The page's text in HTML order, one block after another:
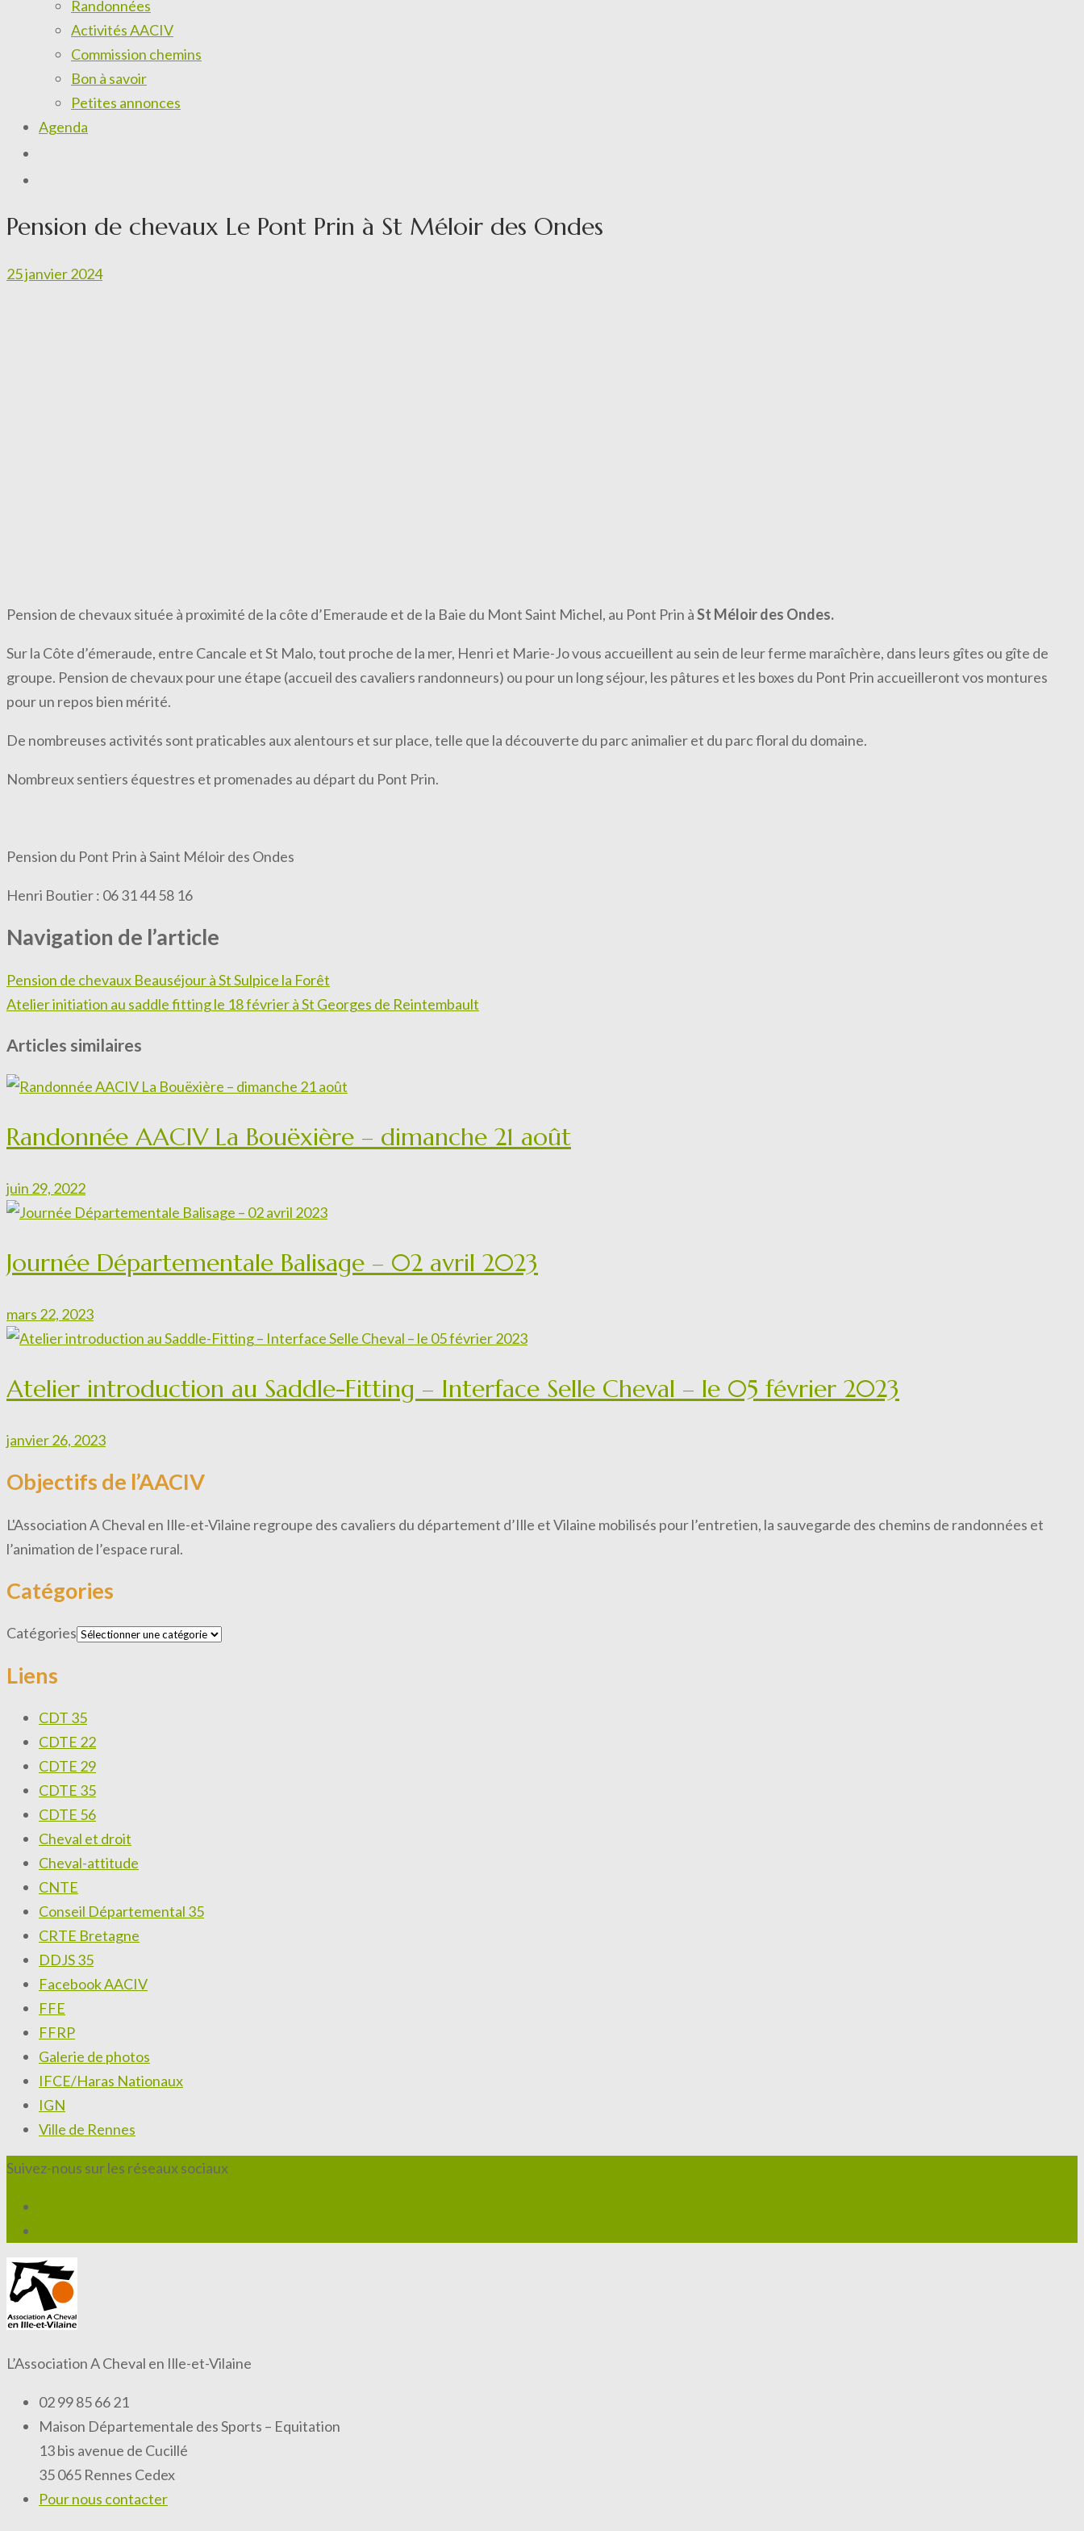
Randonnées
Activités AACIV
Commission chemins
Bon à savoir
Petites annonces
Agenda
Pension de chevaux Le Pont Prin à St Méloir des Ondes
25 janvier 2024
Pension de chevaux située à proximité de la côte d’Emeraude et de la Baie du Mont Saint Michel, au Pont Prin àSt Méloir des Ondes.
Sur la Côte d’émeraude, entre Cancale et St Malo, tout proche de la mer, Henri et Marie-Jo vous accueillent au sein de leur ferme maraîchère, dans leurs gîtes ou gîte de
groupe. Pension de chevaux pour une étape (accueil des cavaliers randonneurs) ou pour un long séjour, les pâtures et les boxes du Pont Prin accueilleront vos montures
pour un repos bien mérité.
De nombreuses activités sont praticables aux alentours et sur place, telle que la découverte du parc animalier et du parc floral du domaine.
Nombreux sentiers équestres et promenades au départ du Pont Prin.
Pension du Pont Prin à Saint Méloir des Ondes
Henri Boutier : 06 31 44 58 16
Navigation de l’article
Pension de chevaux Beauséjour à St Sulpice la Forêt
Atelier initiation au saddle fitting le 18 février à St Georges de Reintembault
Articles similaires
Randonnée AACIV La Bouëxière – dimanche 21 août
juin 29, 2022
Journée Départementale Balisage – 02 avril 2023
mars 22, 2023
Atelier introduction au Saddle-Fitting – Interface Selle Cheval – le 05 février 2023
janvier 26, 2023
Objectifs de l’AACIV
L'Association A Cheval en Ille-et-Vilaine regroupe des cavaliers du département d’Ille et Vilaine mobilisés pour l’entretien, la sauvegarde des chemins de randonnées et
l’animation de l’espace rural.
Catégories
Catégories
Liens
CDT 35
CDTE 22
CDTE 29
CDTE 35
CDTE 56
Cheval et droit
Cheval-attitude
CNTE
Conseil Départemental 35
CRTE Bretagne
DDJS 35
Facebook AACIV
FFE
FFRP
Galerie de photos
IFCE/Haras Nationaux
IGN
Ville de Rennes
Suivez-nous sur les réseaux sociaux
L’Association A Cheval en Ille-et-Vilaine
02 99 85 66 21
Maison Départementale des Sports – Equitation
13 bis avenue de Cucillé
35 065 Rennes Cedex
Pour nous contacter